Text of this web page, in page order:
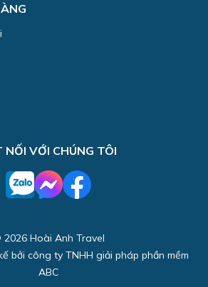
Hoài Anh Travel
bởi công ty TNHH giải pháp phần mềm
ABC
NỐI VỚI CHÚNG TÔI